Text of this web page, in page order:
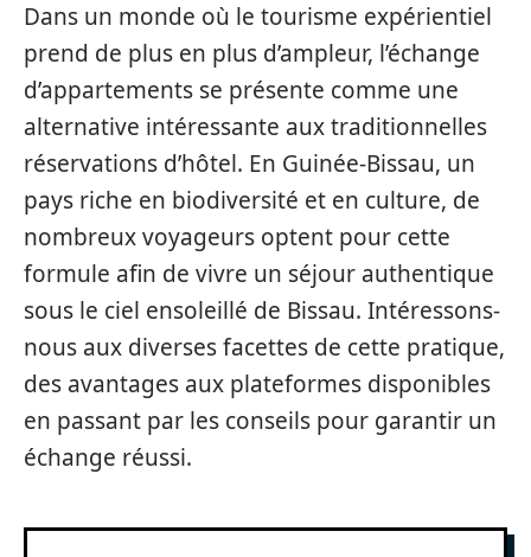
Dans un monde où le tourisme expérientiel
prend de plus en plus d’ampleur, l’échange
d’appartements se présente comme une
alternative intéressante aux traditionnelles
réservations d’hôtel. En Guinée-Bissau, un
pays riche en biodiversité et en culture, de
nombreux voyageurs optent pour cette
formule afin de vivre un séjour authentique
sous le ciel ensoleillé de Bissau. Intéressons-
nous aux diverses facettes de cette pratique,
des avantages aux plateformes disponibles
en passant par les conseils pour garantir un
échange réussi.